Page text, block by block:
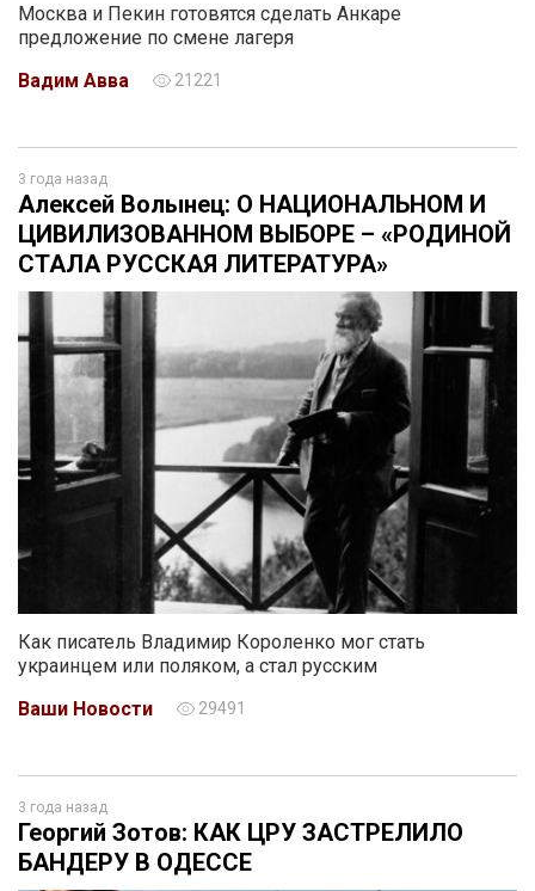
Москва и Пекин готовятся сделать Анкаре
предложение по смене лагеря
Вадим Авва
21221
3 года назад
Алексей Волынец: О НАЦИОНАЛЬНОМ И
ЦИВИЛИЗОВАННОМ ВЫБОРЕ – «РОДИНОЙ
СТАЛА РУССКАЯ ЛИТЕРАТУРА»
Как писатель Владимир Короленко мог стать
украинцем или поляком, а стал русским
Ваши Новости
29491
3 года назад
Георгий Зотов: КАК ЦРУ ЗАСТРЕЛИЛО
БАНДЕРУ В ОДЕССЕ